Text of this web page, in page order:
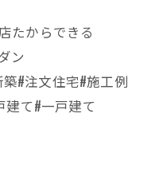
たからできる
ン
#注文住宅#施工例
建て#一戸建て